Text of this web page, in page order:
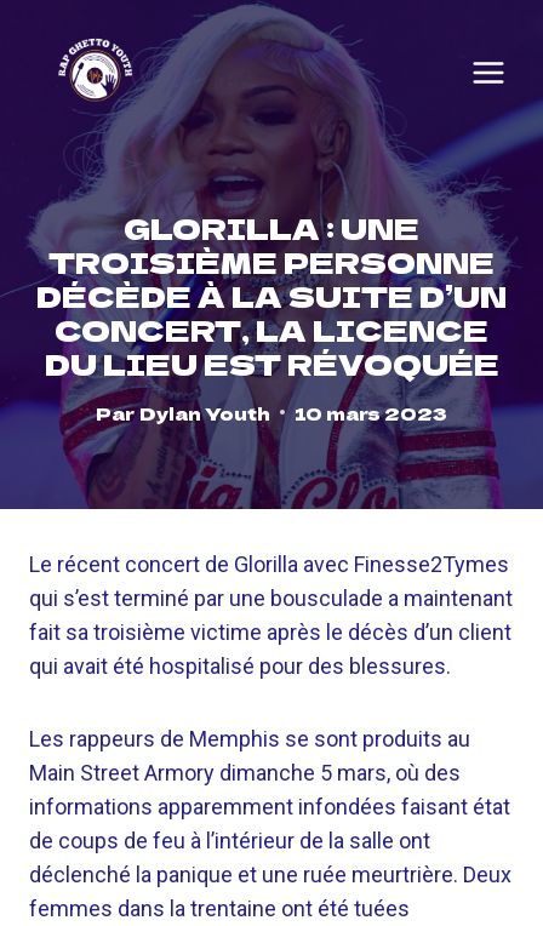
content
GLORILLA : UNE
TROISIÈME PERSONNE
DÉCÈDE À LA SUITE D’UN
CONCERT, LA LICENCE
DU LIEU EST RÉVOQUÉE
ParDylan Youth 10 mars 2023
Le récent concert de Glorilla avec Finesse2Tymes
qui s’est terminé par une bousculade a maintenant
fait sa troisième victime après le décès d’un client
qui avait été hospitalisé pour des blessures.
Les rappeurs de Memphis se sont produits au
Main Street Armory dimanche 5 mars, où des
informations apparemment infondées faisant état
de coups de feu à l’intérieur de la salle ont
déclenché la panique et une ruée meurtrière. Deux
femmes dans la trentaine ont été tuées